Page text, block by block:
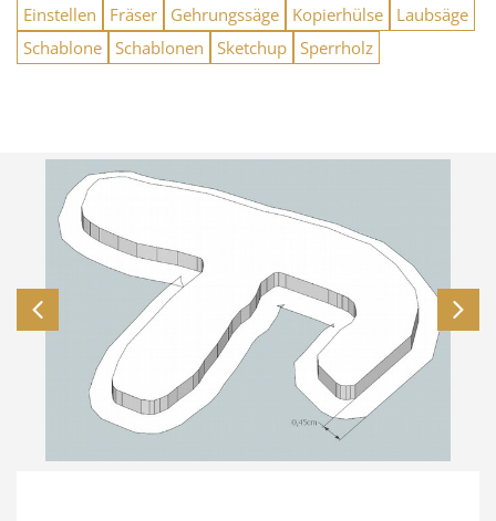
Einstellen Fräser Gehrungssäge Kopierhülse
Laubsäge
Schablone Schablonen Sketchup Sperrholz